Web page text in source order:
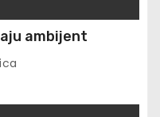
ambijent